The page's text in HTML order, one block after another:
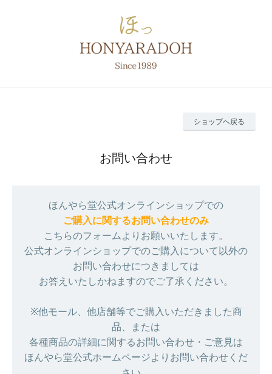
ショップへ戻る
お問い合わせ
ほんやら堂公式オンラインショップでの
ご購入に関するお問い合わせのみ
こちらのフォームよりお願いいたします。
公式オンラインショップでのご購入について以外の
お問い合わせにつきましては
お答えいたしかねますのでご了承ください。
※他モール、他店舗等でご購入いただきました商
品、または
各種商品の詳細に関するお問い合わせ・ご意見は
ほんやら堂公式ホームページよりお問い合わせくだ